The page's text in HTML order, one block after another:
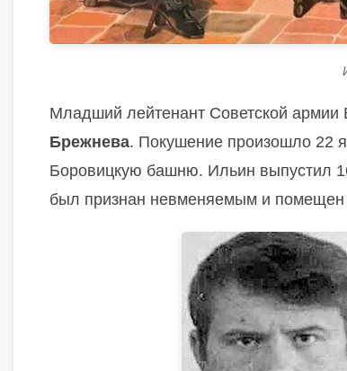
Младший лейтенант Советской армии
Брежнева. Покушение произошло 22
Боровицкую башню. Ильин выпустил
был признан невменяемым и помещен